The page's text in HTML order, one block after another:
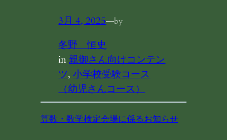
3月 4, 2025—by
冬野 恒史
in親御さん向けコンテン
ツ, 小学校受験コース
（幼児さんコース）
算数・数学検定会場に係るお知らせ